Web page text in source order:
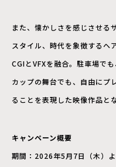
また、懐かしさを感じさせる
スタイル、時代を象徴するヘ
CGIとVFXを融合。駐車場で
カップの舞台でも、自由にプ
ることを表現した映像作品と
キャンペーン概要
期間：2026年5月7日（木）